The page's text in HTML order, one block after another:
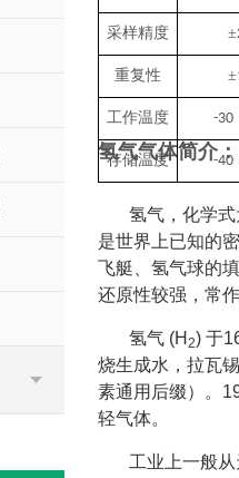
采样精度 ±
重复性 ±
工作温度 -30
存储温度 -40
氢气气体简介：
氢气，化学
是世界上已知的
飞艇、氢气球的
还原性较强，常
氢气 (H 2) 于
烧生成水， 拉瓦锡
素通用后缀）。
轻气体。
工业上一般